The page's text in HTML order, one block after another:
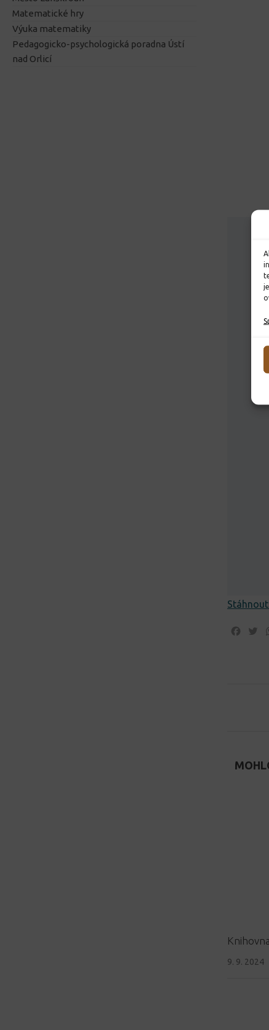
Stáhnout
9. 9. 2024
Matematické hry
Výuka matematiky
Pedagogicko-psychologická poradna Ústí
nad Orlicí